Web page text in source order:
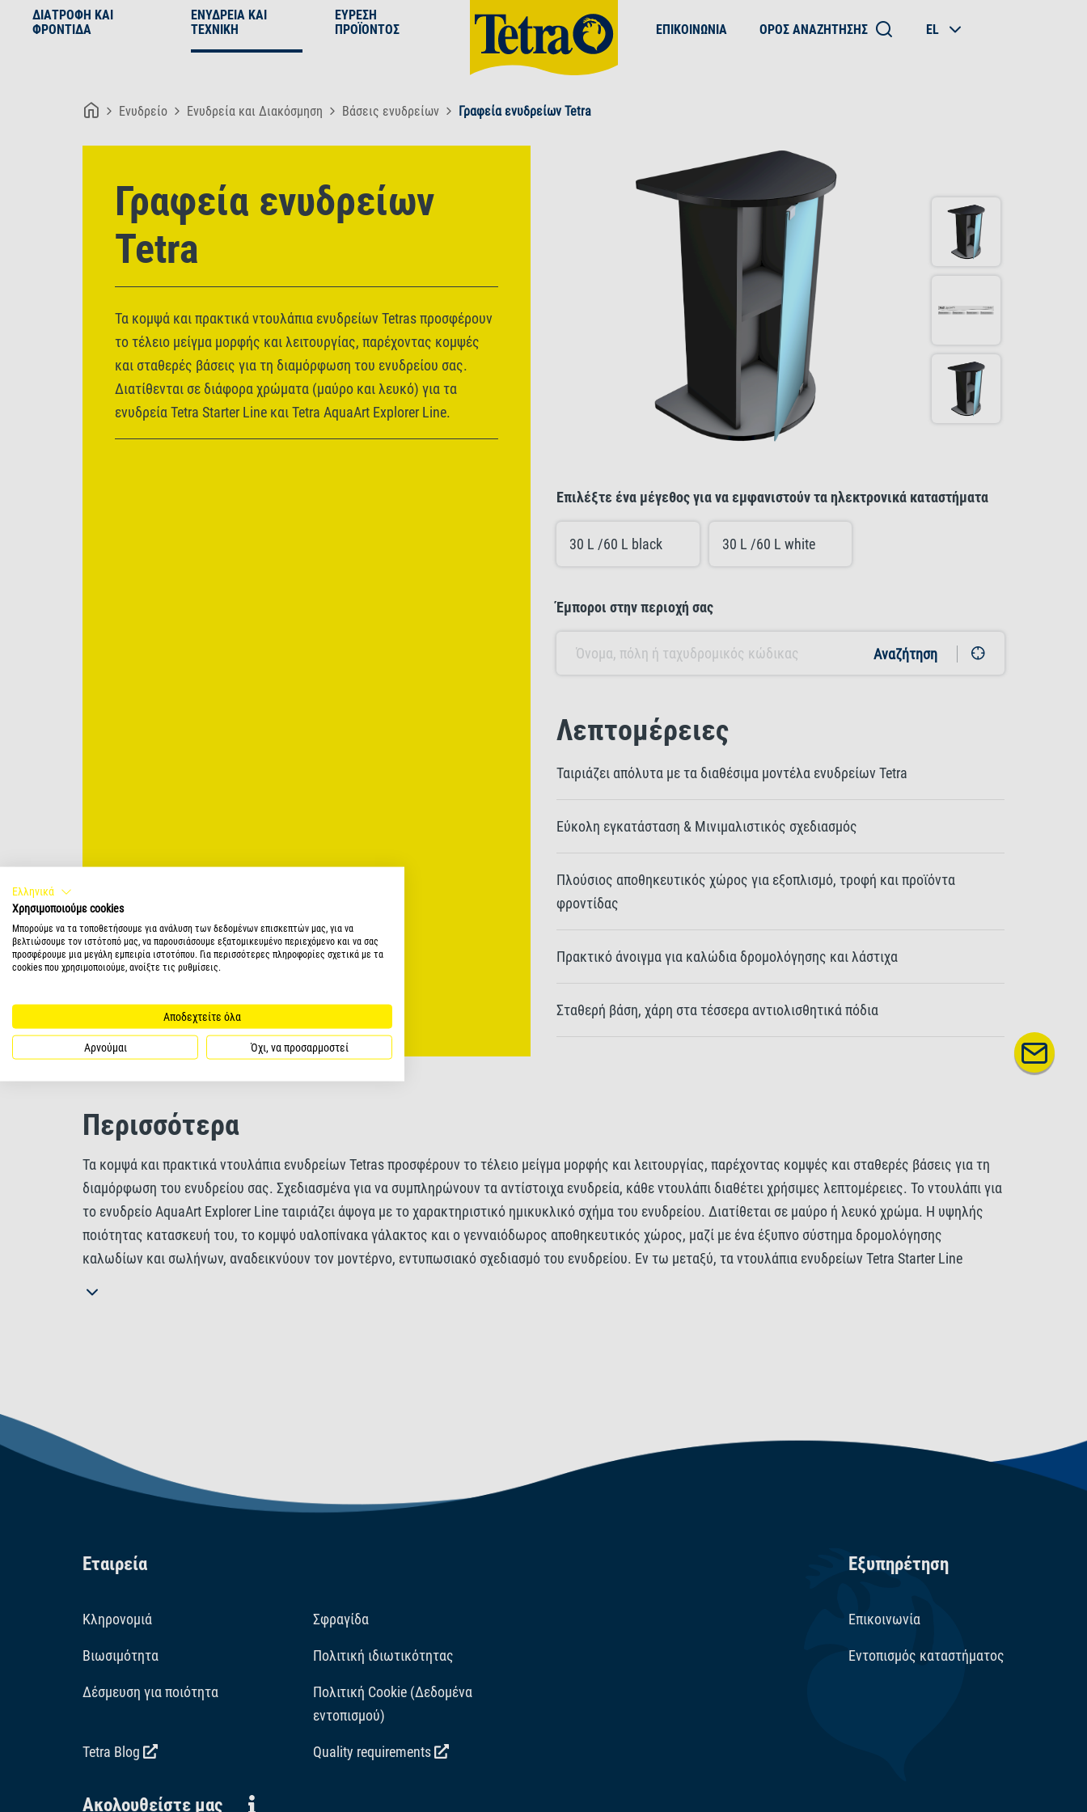
ΔΙΑΤΡΟΦΉ ΚΑΙ
ΦΡΟΝΤΊΔΑ
ΕΝΥΔΡΕΊΑ ΚΑΙ
ΤΕΧΝΙΚΉ
ΕΎΡΕΣΗ
ΠΡΟΪΌΝΤΟΣ
ΕΠΙΚΟΙΝΩΝΊΑ ΌΡΟΣ ΑΝΑΖΉΤΗΣΗΣ EL
Ενυδρείο Ενυδρεία και Διακόσμηση Βάσεις ενυδρείων Γραφεία ενυδρείων Tetra
Γραφεία ενυδρείων
Tetra
Τα κομψά και πρακτικά ντουλάπια ενυδρείων Tetras προσφέρουν
το τέλειο μείγμα μορφής και λειτουργίας, παρέχοντας κομψές
και σταθερές βάσεις για τη διαμόρφωση του ενυδρείου σας.
Διατίθενται σε διάφορα χρώματα (μαύρο και λευκό) για τα
ενυδρεία Tetra Starter Line και Tetra AquaArt Explorer Line.
Επιλέξτε ένα μέγεθος για να εμφανιστούν τα ηλεκτρονικά καταστήματα
30 L /60 L black 30 L /60 L white
Έμποροι στην περιοχή σας
Αναζήτηση
Λεπτομέρειες
Ταιριάζει απόλυτα με τα διαθέσιμα μοντέλα ενυδρείων Tetra
Εύκολη εγκατάσταση & Μινιμαλιστικός σχεδιασμός
Πλούσιος αποθηκευτικός χώρος για εξοπλισμό, τροφή και προϊόντα
φροντίδας
Πρακτικό άνοιγμα για καλώδια δρομολόγησης και λάστιχα
Σταθερή βάση, χάρη στα τέσσερα αντιολισθητικά πόδια
Περισσότερα
Τα κομψά και πρακτικά ντουλάπια ενυδρείων Tetras προσφέρουν το τέλειο μείγμα μορφής και λειτουργίας, παρέχοντας κομψές και σταθερές βάσεις για τη
διαμόρφωση του ενυδρείου σας. Σχεδιασμένα για να συμπληρώνουν τα αντίστοιχα ενυδρεία, κάθε ντουλάπι διαθέτει χρήσιμες λεπτομέρειες. Το ντουλάπι για
το ενυδρείο AquaArt Explorer Line ταιριάζει άψογα με το χαρακτηριστικό ημικυκλικό σχήμα του ενυδρείου. Διατίθεται σε μαύρο ή λευκό χρώμα. Η υψηλής
ποιότητας κατασκευή του, το κομψό υαλοπίνακα γάλακτος και ο γενναιόδωρος αποθηκευτικός χώρος, μαζί με ένα έξυπνο σύστημα δρομολόγησης
καλωδίων και σωλήνων, αναδεικνύουν τον μοντέρνο, εντυπωσιακό σχεδιασμό του ενυδρείου. Εν τω μεταξύ, τα ντουλάπια ενυδρείων Tetra Starter Line
Εταιρεία
Κληρονομιά Σφραγίδα
Βιωσιμότητα Πολιτική ιδιωτικότητας
Δέσμευση για ποιότητα
Πολιτική Cookie (Δεδομένα
εντοπισμού)
Tetra Blog Quality requirements
Εξυπηρέτηση
Επικοινωνία
Εντοπισμός καταστήματος
Ακολουθείστε μας
Ελληνικά
Χρησιμοποιούμε cookies
Μπορούμε να τα τοποθετήσουμε για ανάλυση των δεδομένων επισκεπτών μας, για να
βελτιώσουμε τον ιστότοπό μας, να παρουσιάσουμε εξατομικευμένο περιεχόμενο και να σας
προσφέρουμε μια μεγάλη εμπειρία ιστοτόπου. Για περισσότερες πληροφορίες σχετικά με τα
cookies που χρησιμοποιούμε, ανοίξτε τις ρυθμίσεις.
Αποδεχτείτε όλα
Αρνούμαι Όχι, να προσαρμοστεί